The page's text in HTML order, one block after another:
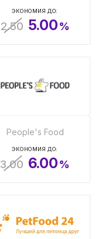
ЭКОНОМИЯ ДО:
2.50 5.00%
People's Food
ЭКОНОМИЯ ДО:
3.00 6.00%